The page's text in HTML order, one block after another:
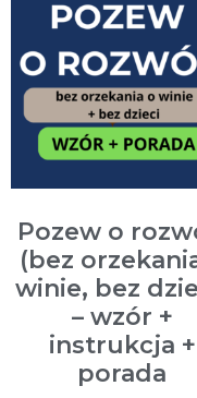
Pozew o
(bez
winie, bez
– wzór +
instrukcja +
porada